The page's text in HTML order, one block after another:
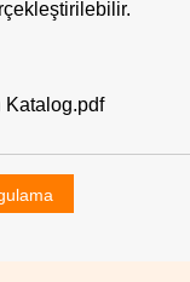
Katalog.pdf